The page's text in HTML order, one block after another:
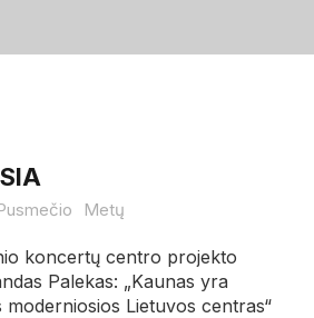
Metų
koncertų centro projekto
Palekas: „Kaunas yra
moderniosios Lietuvos centras“